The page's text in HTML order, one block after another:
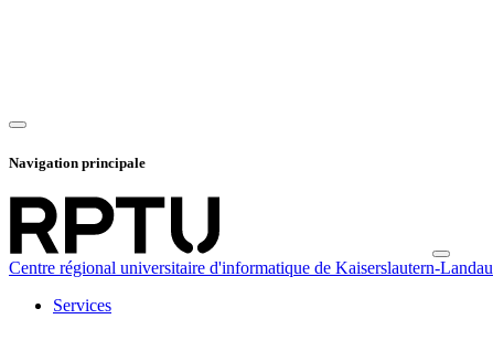
Navigation principale
Centre régional universitaire d'informatique de Kaiserslautern-Landau
Services